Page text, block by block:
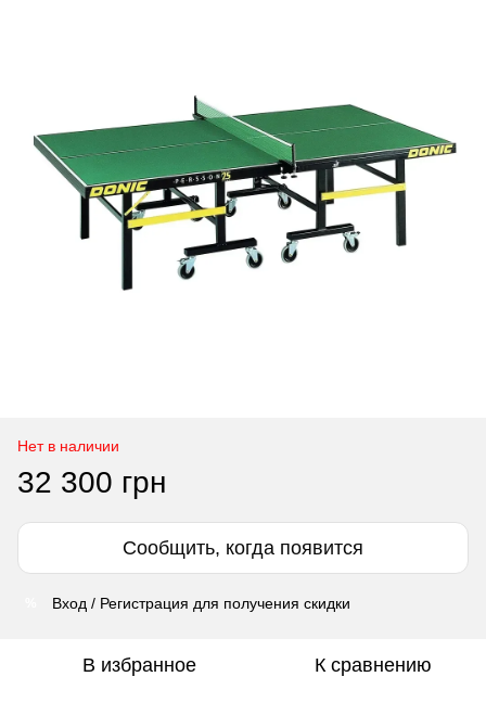
Нет в наличии
32 300 грн
Сообщить, когда появится
Вход / Регистрация для получения скидки
В избранное К сравнению